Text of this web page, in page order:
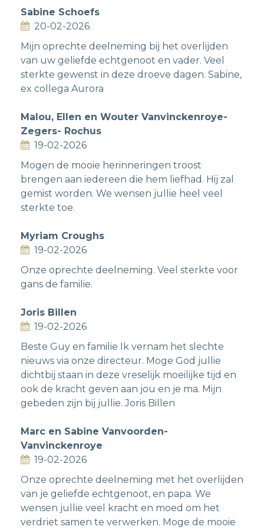
Sabine Schoefs
20-02-2026
Mijn oprechte deelneming bij het overlijden
van uw geliefde echtgenoot en vader. Veel
sterkte gewenst in deze droeve dagen. Sabine,
ex collega Aurora
Malou, Ellen en Wouter Vanvinckenroye-
Zegers- Rochus
19-02-2026
Mogen de mooie herinneringen troost
brengen aan iedereen die hem liefhad. Hij zal
gemist worden. We wensen jullie heel veel
sterkte toe.
Myriam Croughs
19-02-2026
Onze oprechte deelneming. Veel sterkte voor
gans de familie.
Joris Billen
19-02-2026
Beste Guy en familie Ik vernam het slechte
nieuws via onze directeur. Moge God jullie
dichtbij staan in deze vreselijk moeilijke tijd en
ook de kracht geven aan jou en je ma. Mijn
gebeden zijn bij jullie. Joris Billen
Marc en Sabine Vanvoorden-
Vanvinckenroye
19-02-2026
Onze oprechte deelneming met het overlijden
van je geliefde echtgenoot, en papa. We
wensen jullie veel kracht en moed om het
verdriet samen te verwerken. Moge de mooie